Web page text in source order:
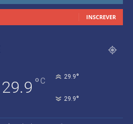
INSCREVER
29.9 °C 29.9°
29.9°